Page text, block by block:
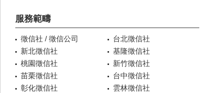
服務範疇
徵信社 / 徵信公司
台北徵信社
新北徵信社
基隆徵信社
桃園徵信社
新竹徵信社
苗栗徵信社
台中徵信社
彰化徵信社
雲林徵信社